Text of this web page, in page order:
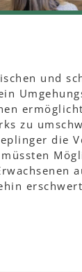
und
zu
die